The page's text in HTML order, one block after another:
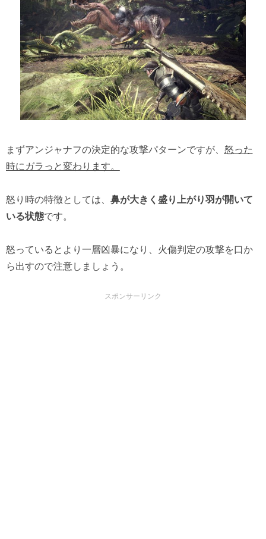
まずアンジャナフの決定的な攻撃パターンですが、 怒った
時にガラっと変わります。
怒り時の特徴としては、 鼻が大きく盛り上がり羽が開いて
いる状態です。
怒っているとより一層凶暴になり、火傷判定の攻撃を口か
ら出すので注意しましょう。
スポンサーリンク